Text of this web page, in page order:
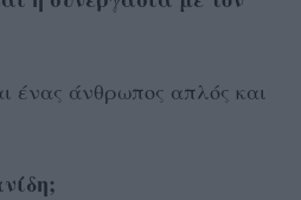
ένας άνθρωπος απλός και